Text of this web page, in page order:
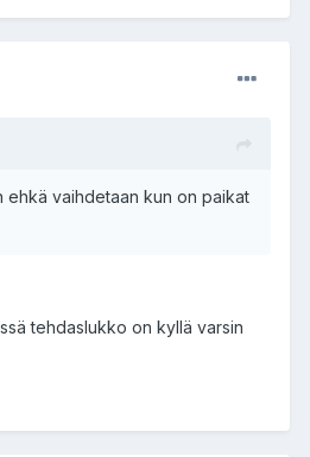
ehkä vaihdetaan kun on paikat
tehdaslukko on kyllä varsin